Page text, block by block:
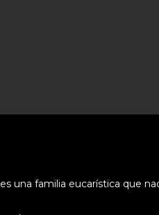
una familia eucarística que